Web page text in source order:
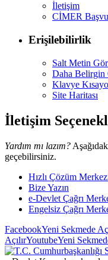
İletişim
CİMER
Erişilebilirlik
Salt Metin
Daha Belirgin
Klavye
Site Haritası
İletişim
Yardım mı lazım?
geçebilirsiniz.
Hızlı Çözüm
Bize Yazın
e-Devlet Çağrı
Engelsiz Çağrı
FacebookYeni Sekmede
AçılırYoutubeYeni